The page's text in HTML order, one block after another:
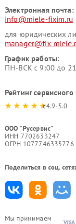
Мы принимаем
Электронная почта:
info@miele-fixim.ru
для юридических
manager@fix-
График работы:
ПН-ВСК с 9:00 до
Рейтинг
4.9-5.0
ООО "Русервис"
ИНН 7702633247
ОГРН 1077746335776
Поделиться в соц.